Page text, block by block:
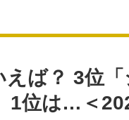
ば？ 3位
1位は…＜